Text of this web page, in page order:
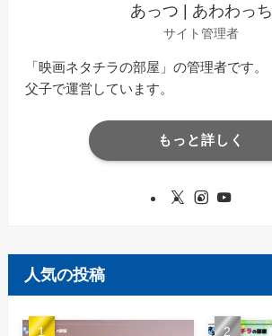
あっつ | あわわっち
サイト管理者
「映画ネタチラの部屋」の管理者です。
父子で運営しています。
もっと詳しく
人気の投稿